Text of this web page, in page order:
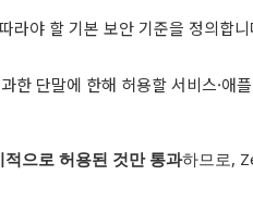
라야 할 기본 보안 기준을 정의합
단말에 한해 허용할 서비스·애플
적으로 허용된 것만 통과하므로,